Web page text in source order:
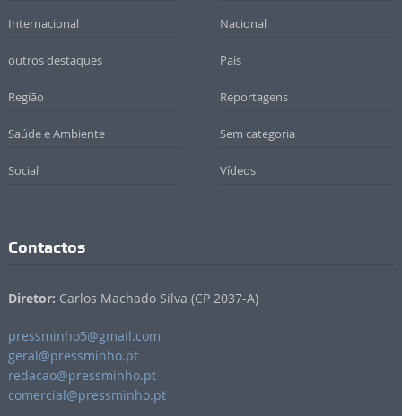
Internacional Nacional
outros destaques País
Região Reportagens
Saúde e Ambiente Sem categoria
Social Vídeos
Contactos
Diretor: Carlos Machado Silva (CP 2037-A)
pressminho5@gmail.com
geral@pressminho.pt
redacao@pressminho.pt
comercial@pressminho.pt